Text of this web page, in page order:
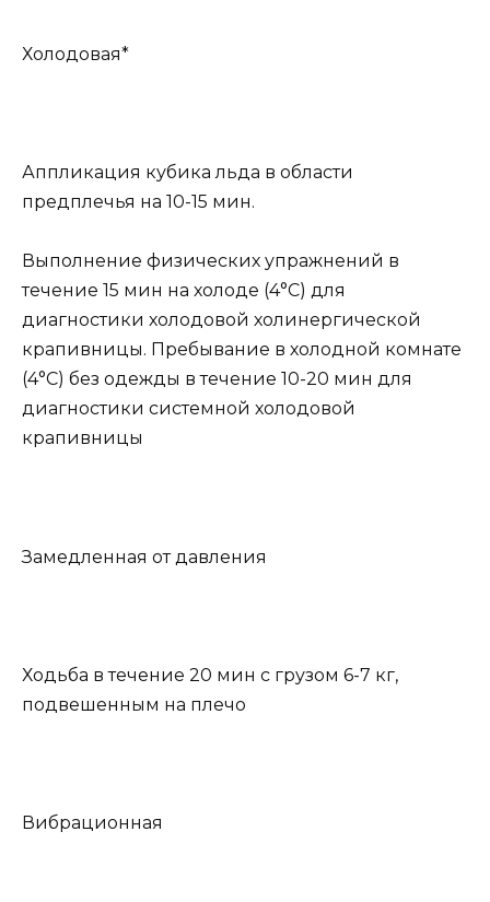
Холодовая*
Аппликация кубика льда в области
предплечья на 10-15 мин.
Выполнение физических упражнений в
течение 15 мин на холоде (4°C) для
диагностики холодовой холинергической
крапивницы. Пребывание в холодной комнате
(4°С) без одежды в течение 10-20 мин для
диагностики системной холодовой
крапивницы
Замедленная от давления
Ходьба в течение 20 мин с грузом 6-7 кг,
подвешенным на плечо
Вибрационная